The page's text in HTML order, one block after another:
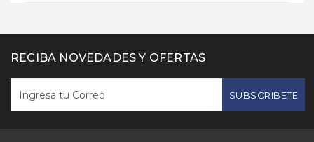
RECIBA NOVEDADES Y OFERTAS
SUBSCRIBETE